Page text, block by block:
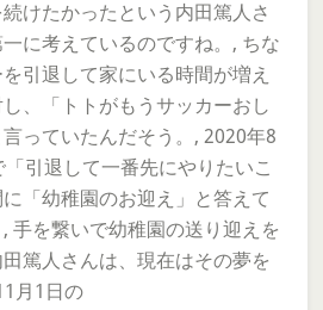
けたかったという内田篤人さ
に考えているのですね。, ちな
引退して家にいる時間が増え
、「トトがもうサッカーおし
っていたんだそう。, 2020年8
引退して一番先にやりたいこ
「幼稚園のお迎え」と答えて
手を繋いで幼稚園の送り迎えを
篤人さんは、現在はその夢を
月1日の